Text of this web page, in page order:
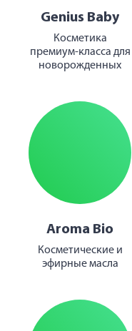
Genius Baby
Косметика
премиум-класса для
новорожденных
Aroma Bio
Косметические и
эфирные масла